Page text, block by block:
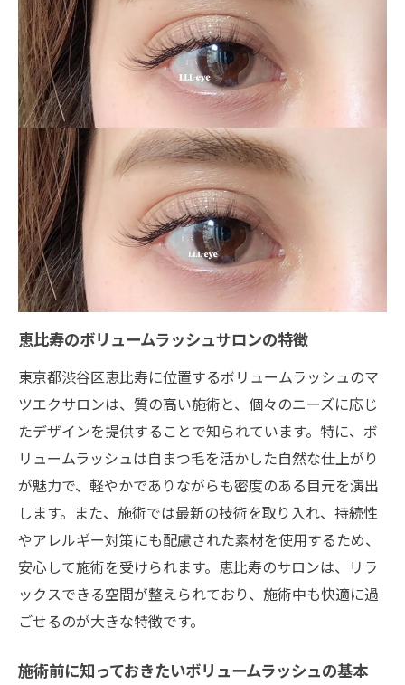
忙しい働く女性に支持される理由とは
マツエクで朝のメイク時間を短縮
フレンドリーなスタッフが提供する快適な
体験
恵比寿エリアの利便性とアクセス
働く女性のためのサロン利用術
パーソナライズされたデザインで魅力的な目元
を実現
個々に合わせたデザイン提案の重要性
カウンセリングで理想の目元を具体化
似合うデザインを探し出すためのヒント
恵比寿サロンが誇るデザインバリエーショ
ン
トレンドを取り入れた最新デザイン
パーソナルスタイルに合わせたマツエク提
案
ボリュームラッシュの秘密を解き明かす恵比寿
のサロン体験
ボリュームラッシュの施術プロセスを詳し
く紹介
エクステ選びの豊富なオプション
安全性を考慮した高品質な素材の選択
ボリュームラッシュの持続性を高める工夫
恵比寿のボリュームラッシュサロンの特徴
東京都渋谷区恵比寿に位置するボリュームラッシュのマ
ツエクサロンは、質の高い施術と、個々のニーズに応じ
たデザインを提供することで知られています。特に、ボ
リュームラッシュは自まつ毛を活かした自然な仕上がり
が魅力で、軽やかでありながらも密度のある目元を演出
します。また、施術では最新の技術を取り入れ、持続性
やアレルギー対策にも配慮された素材を使用するため、
安心して施術を受けられます。恵比寿のサロンは、リラ
ックスできる空間が整えられており、施術中も快適に過
ごせるのが大きな特徴です。
施術前に知っておきたいボリュームラッシュの基本